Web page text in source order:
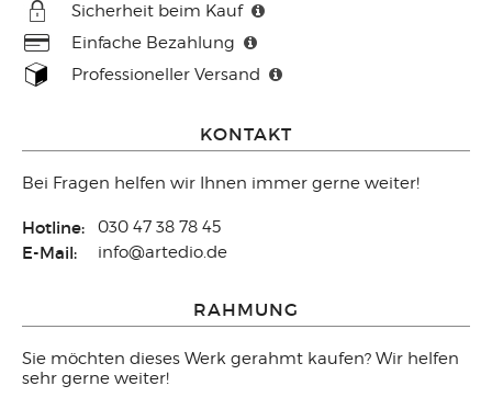
Sicherheit beim Kauf
Einfache Bezahlung
Professioneller Versand
KONTAKT
Bei Fragen helfen wir Ihnen immer gerne weiter!
Hotline: 030 47 38 78 45
E-Mail: info@artedio.de
RAHMUNG
Sie möchten dieses Werk gerahmt kaufen? Wir helfen
sehr gerne weiter!